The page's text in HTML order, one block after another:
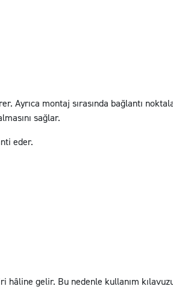
Ayrıca montaj sırasında bağlantı
sağlar.
eder.
hâline gelir. Bu nedenle kullanım